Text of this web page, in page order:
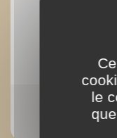
le